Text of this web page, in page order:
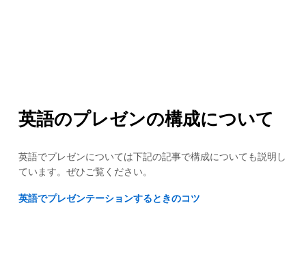
英語のプレゼンの構成について
英語でプレゼンについては下記の記事で構成についても説明し
ています。ぜひご覧ください。
英語でプレゼンテーションするときのコツ